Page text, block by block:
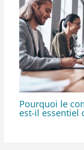
Pourquoi le
est-il essentiel